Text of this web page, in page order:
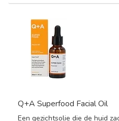
Q+A Superfood Facial Oil
Een gezichtsolie die de huid